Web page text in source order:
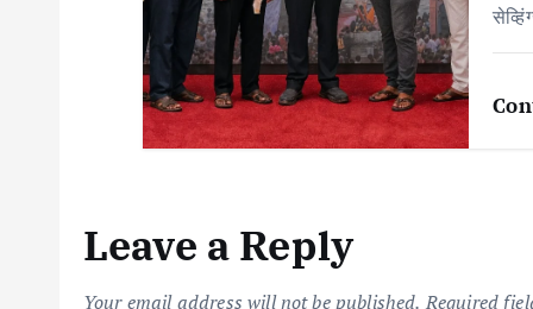
Leave a Reply
Your email address will not be published. Required